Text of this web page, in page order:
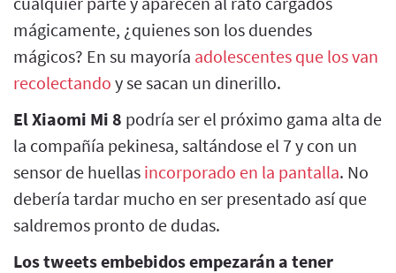
mágicamente, ¿quienes son los duendes
mágicos? En su mayoría adolescentes que los van
recolectando y se sacan un dinerillo.
El Xiaomi Mi 8 podría ser el próximo gama alta de
la compañía pekinesa, saltándose el 7 y con un
sensor de huellas incorporado en la pantalla. No
debería tardar mucho en ser presentado así que
saldremos pronto de dudas.
Los tweets embebidos empezarán a tener